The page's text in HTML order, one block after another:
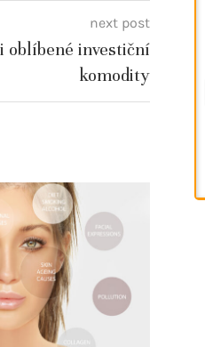
next post
oblíbené investiční
komodity